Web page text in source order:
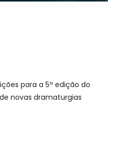
para a 5ª edição do
novas dramaturgias